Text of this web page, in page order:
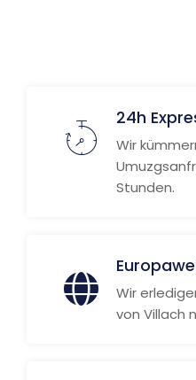
24h
Wir
Stunden.
Wir
von Villach